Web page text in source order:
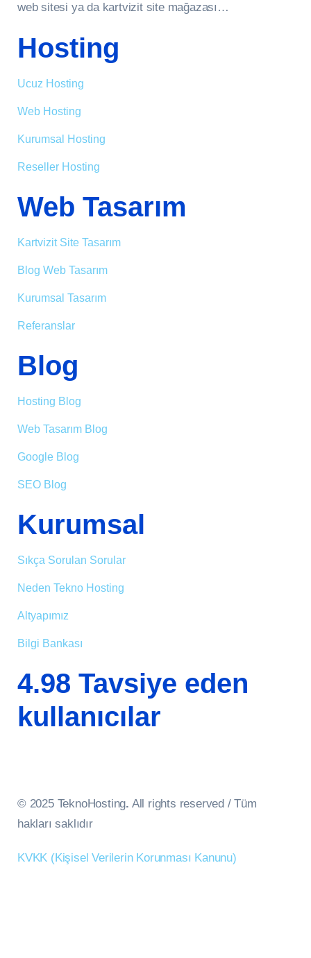
web sitesi ya da kartvizit site mağazası…
Hosting
Ucuz Hosting
Web Hosting
Kurumsal Hosting
Reseller Hosting
Web Tasarım
Kartvizit Site Tasarım
Blog Web Tasarım
Kurumsal Tasarım
Referanslar
Blog
Hosting Blog
Web Tasarım Blog
Google Blog
SEO Blog
Kurumsal
Sıkça Sorulan Sorular
Neden Tekno Hosting
Altyapımız
Bilgi Bankası
4.98 Tavsiye eden
kullanıcılar
© 2025 TeknoHosting. All rights reserved / Tüm
hakları saklıdır
KVKK (Kişisel Verilerin Korunması Kanunu)